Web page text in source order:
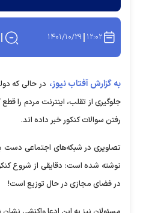
۱۲:۰۲ ۱۴۰۱/۱۰/۲۹
به گزارش آفتاب نیوز، در حالی که
جلوگیری از تقلب، اینترنت مردم را
رفتن سوالات کنکور خبر داده اند.
تصاویری در شبکه‌های اجتماعی
نوشته شده است: دقایقی از شروع
در فضای مجازی در حال توزیع است!